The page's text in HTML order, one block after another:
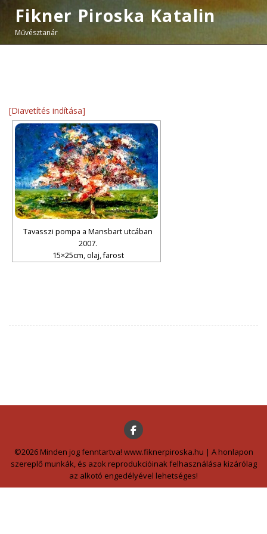
Fikner Piroska Katalin
Művésztanár
[Diavetítés indítása]
Tavasszi pompa a Mansbart utcában
2007.
15×25cm, olaj, farost
©2026 Minden jog fenntartva! www.fiknerpiroska.hu | A honlapon
szereplő munkák, és azok reprodukcióinak felhasználása kizárólag
az alkotó engedélyével lehetséges!